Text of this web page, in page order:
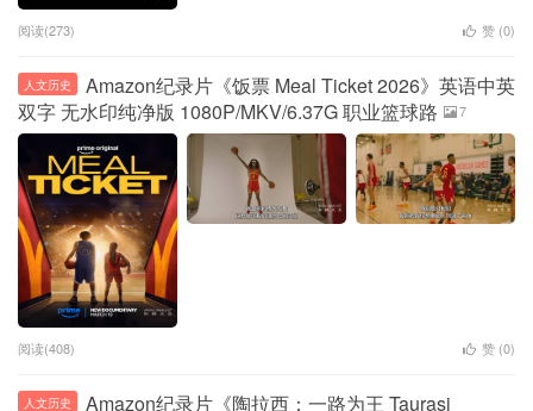
阅读(273) 赞 (0)
人文历史
Amazon纪录片《饭票 Meal Ticket 2026》英语中英
双字 无水印纯净版 1080P/MKV/6.37G 职业篮球路
7
阅读(408) 赞 (0)
人文历史
Amazon纪录片《陶拉西：一路为王 Taurasi